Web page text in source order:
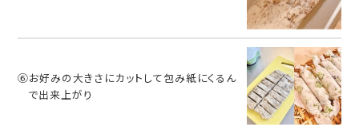
⑥お好みの大きさにカットして包み紙にくるん
で出来上がり